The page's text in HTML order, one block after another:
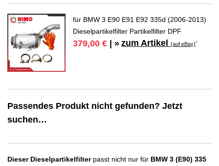
für BMW 3 E90 E91 E92 335d (2006-2013)
Dieselpartikelfilter Partikelfilter DPF
379,00 € | » zum Artikel(auf eBay)*
Passendes Produkt nicht gefunden? Jetzt
suchen…
Dieser Dieselpartikelfilterpasst nicht nur für BMW 3 (E90) 335